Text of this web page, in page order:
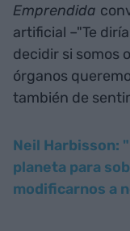
Emprendida
artificial –"Te
decidir si somos
órganos
también de
Neil Harbisson:
planeta para
modificarnos a